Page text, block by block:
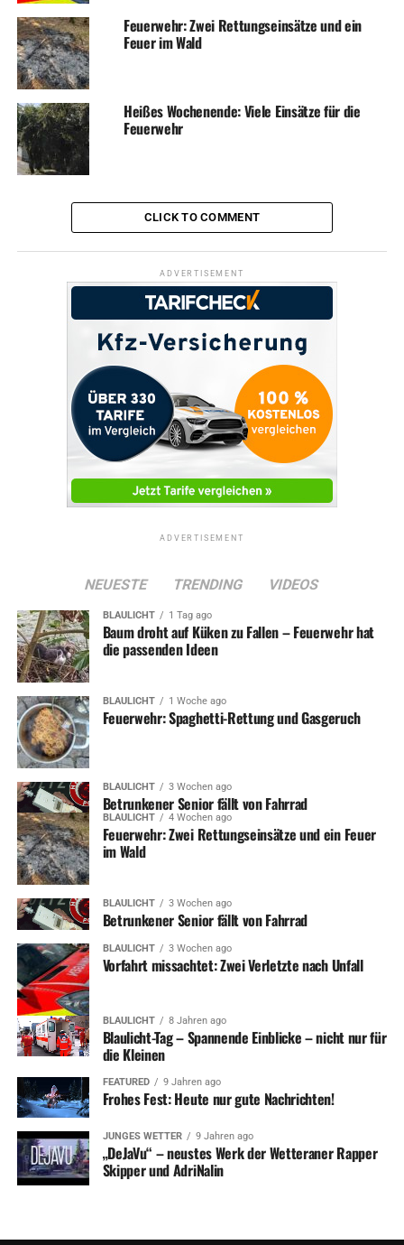
UP NEXT
Einbruch in Einfamilienhaus – Schmuck geklaut
Einbruch in Einfamilienhaus
Feuerwehr: Zwei Rettungseinsätze und ein
Feuer im Wald
Heißes Wochenende: Viele Einsätze für die
Feuerwehr
CLICK TO COMMENT
ADVERTISEMENT
ADVERTISEMENT
NEUESTE TRENDING VIDEOS
BLAULICHT 1 Tag ago
Baum droht auf Küken zu Fallen – Feuerwehr hat
die passenden Ideen
BLAULICHT 1 Woche ago
Feuerwehr: Spaghetti-Rettung und Gasgeruch
BLAULICHT 3 Wochen ago
Betrunkener Senior fällt von Fahrrad
BLAULICHT 4 Wochen ago
Feuerwehr: Zwei Rettungseinsätze und ein Feuer
im Wald
BLAULICHT 3 Wochen ago
Betrunkener Senior fällt von Fahrrad
BLAULICHT 3 Wochen ago
Vorfahrt missachtet: Zwei Verletzte nach Unfall
BLAULICHT 8 Jahren ago
Blaulicht-Tag – Spannende Einblicke – nicht nur für
die Kleinen
FEATURED 9 Jahren ago
Frohes Fest: Heute nur gute Nachrichten!
JUNGES WETTER 9 Jahren ago
„DeJaVu“ – neustes Werk der Wetteraner Rapper
Skipper und AdriNalin